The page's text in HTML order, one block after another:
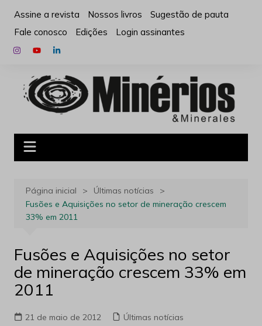
para
conteúdo
Assine a revista Nossos livros
Sugestão de pauta
Fale conosco
Edições Login assinantes
Página inicial
Últimas notícias
Fusões e Aquisições no setor de mineração crescem
33% em 2011
Fusões e Aquisições no setor
de mineração crescem 33% em
2011
21 de maio de 2012 Últimas notícias